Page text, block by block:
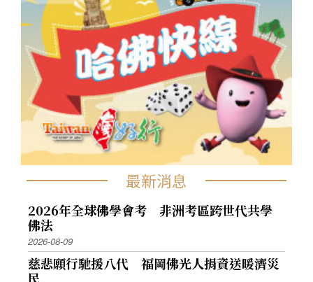
最新消息
2026年全球佛學會考 非洲考區跨世代共學
佛法
2026-08-09
慈悲願行馳援八代 福岡佛光人捐資送暖濟災
民